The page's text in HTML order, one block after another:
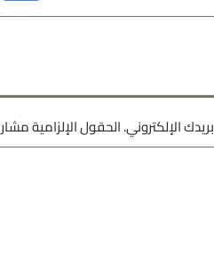
الإلكتروني.الحقول الإلزامية مشار